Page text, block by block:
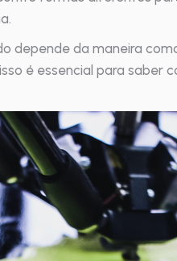
depende da maneira
é essencial para saber